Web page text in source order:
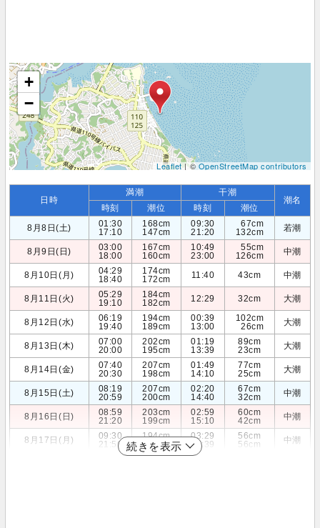
+
−
Leaflet| ©OpenStreetMap contributors
日時
満潮 干潮
潮名
時刻 潮位 時刻
潮位
8月8日(土)
01:30
17:10
168cm
147cm
09:30
21:20
67cm
132cm
若潮
8月9日(日)
03:00
18:00
167cm
160cm
10:49
23:00
55cm
126cm
中潮
8月10日(月)
04:29
18:40
174cm
172cm
11:40 43cm 中潮
8月11日(火)
05:29
19:10
184cm
182cm
12:29 32cm 大潮
8月12日(水)
06:19
19:40
194cm
189cm
00:39
13:00
102cm
26cm
大潮
8月13日(木)
07:00
20:00
202cm
195cm
01:19
13:39
89cm
23cm
大潮
8月14日(金)
07:40
20:30
207cm
198cm
01:49
14:10
77cm
25cm
大潮
8月15日(土)
08:19
20:59
207cm
200cm
02:20
14:40
67cm
32cm
中潮
8月16日(日)
08:59
21:20
203cm
199cm
02:59
15:10
60cm
42cm
中潮
8月17日(月)
09:30
21:50
194cm
197cm
03:29
15:39
56cm
56cm
中潮
続きを表示